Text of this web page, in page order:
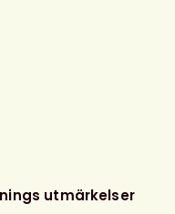
utmärkelser